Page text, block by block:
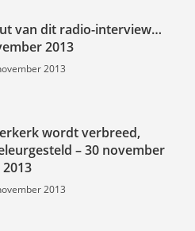
van dit radio-interview…
2013
2013
wordt verbreed,
– 30 november
2013
2013